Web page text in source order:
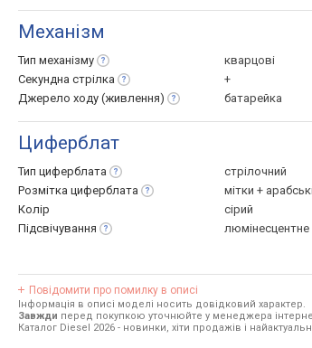
Механізм
Тип механізму
кварцові
Секундна стрілка
+
Джерело ходу (живлення) батарейка
Циферблат
Тип циферблата
стрілочний
Розмітка циферблата
мітки +
Колір
сірий
Підсвічування
люмінесцентне
Повідомити про помилку в описі
Інформація в описі моделі носить довідковий характер.
Завжди перед покупкою уточнюйте у менеджера
Каталог Diesel 2026 - новинки, хіти продажів і